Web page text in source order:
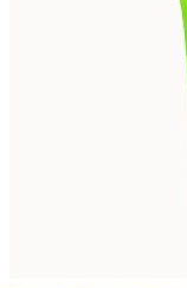
werden. Daher ist es
zu geben, bevor der
Verpackt im